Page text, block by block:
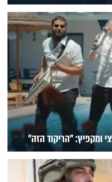
ומקפיץ: "הריקוד הזה"